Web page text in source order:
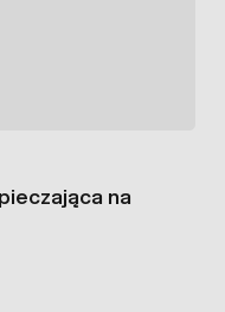
na